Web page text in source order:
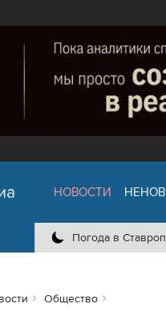
НОВОСТИ
Погода в
Общество